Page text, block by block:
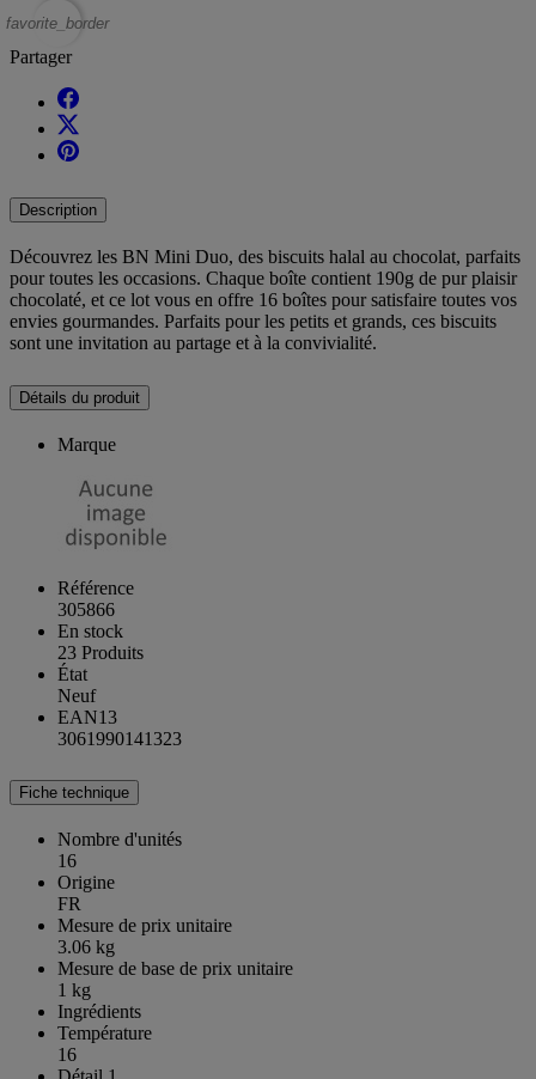
favorite_border
Partager
Description
Découvrez les BN Mini Duo, des biscuits halal au chocolat, parfaits
pour toutes les occasions. Chaque boîte contient 190g de pur plaisir
chocolaté, et ce lot vous en offre 16 boîtes pour satisfaire toutes vos
envies gourmandes. Parfaits pour les petits et grands, ces biscuits
sont une invitation au partage et à la convivialité.
Détails du produit
Marque
Référence
305866
En stock
23 Produits
État
Neuf
EAN13
3061990141323
Fiche technique
Nombre d'unités
16
Origine
FR
Mesure de prix unitaire
3.06 kg
Mesure de base de prix unitaire
1 kg
Ingrédients
Température
16